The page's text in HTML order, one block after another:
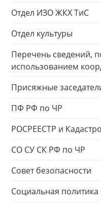
Отдел ИЗО ЖКХ ТиС
Отдел культуры
Перечень сведений,
использованием
Присяжные
ПФ РФ по ЧР
РОСРЕЕСТР и
СО СУ СК РФ по ЧР
Совет безопасности
Социальная политика